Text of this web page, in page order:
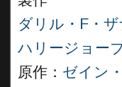
ダリル・F・
ハリージョー
原作： ゼイン